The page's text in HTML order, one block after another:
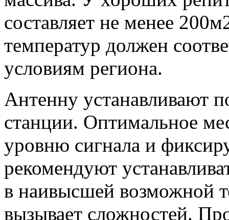
составляет не менее
температур должен
условиям региона.
Антенну устанавливают
станции. Оптимальное
уровню сигнала и
рекомендуют
в наивысшей возможной
вызывает сложностей.